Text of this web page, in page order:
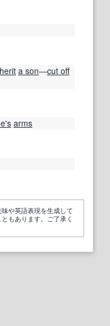
a son―cut off
's arms
や英語表現を生成して
もあります。ご了承く